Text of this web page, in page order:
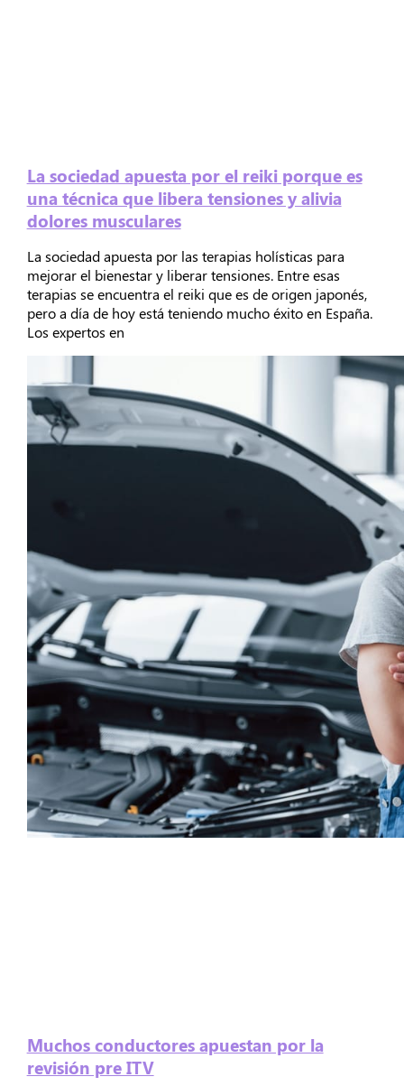
La sociedad apuesta por el reiki porque es
una técnica que libera tensiones y alivia
dolores musculares
La sociedad apuesta por las terapias holísticas para
mejorar el bienestar y liberar tensiones. Entre esas
terapias se encuentra el reiki que es de origen japonés,
pero a día de hoy está teniendo mucho éxito en España.
Los expertos en
Muchos conductores apuestan por la
revisión pre ITV